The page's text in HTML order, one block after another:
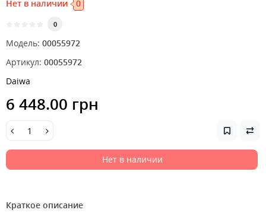
Нет в наличии 0
0
Модель: 00055972
Артикул: 00055972
Daiwa
6 448.00 грн
Нет в наличии
Краткое описание